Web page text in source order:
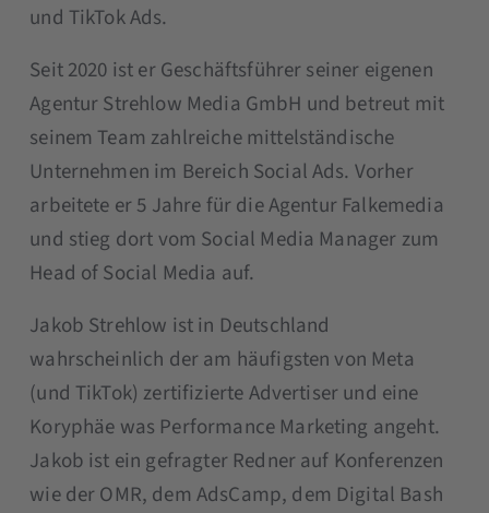
und TikTok Ads.
Seit 2020 ist er Geschäftsführer seiner eigenen
Agentur Strehlow Media GmbH und betreut mit
seinem Team zahlreiche mittelständische
Unternehmen im Bereich Social Ads. Vorher
arbeitete er 5 Jahre für die Agentur Falkemedia
und stieg dort vom Social Media Manager zum
Head of Social Media auf.
Jakob Strehlow ist in Deutschland
wahrscheinlich der am häufigsten von Meta
(und TikTok) zertifizierte Advertiser und eine
Koryphäe was Performance Marketing angeht.
Jakob ist ein gefragter Redner auf Konferenzen
wie der OMR, dem AdsCamp, dem Digital Bash